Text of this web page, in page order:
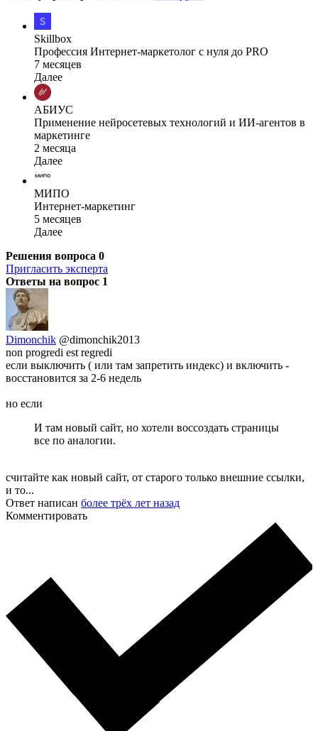
Skillbox
Профессия Интернет-маркетолог с нуля до PRO
7 месяцев
Далее
АБИУС
Применение нейросетевых технологий и ИИ-агентов в
маркетинге
2 месяца
Далее
МИПО
Интернет-маркетинг
5 месяцев
Далее
Решения вопроса 0
Пригласить эксперта
Ответы на вопрос 1
Dimonchik @dimonchik2013
non progredi est regredi
если выключить ( или там запретить индекс) и включить -
восстановится за 2-6 недель
но если
И там новый сайт, но хотели воссоздать страницы
все по аналогии.
считайте как новый сайт, от старого только внешние ссылки,
и то...
Ответ написан более трёх лет назад
Комментировать